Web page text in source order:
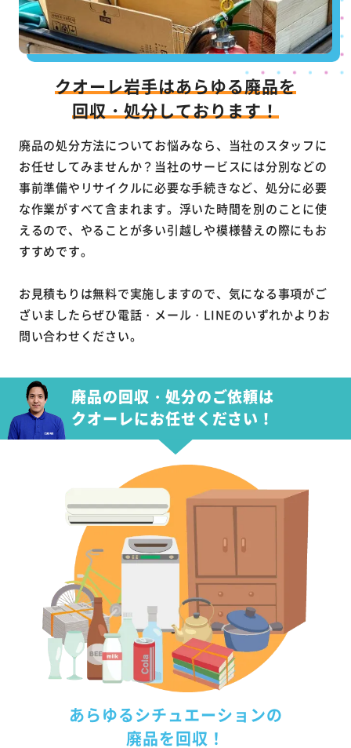
クオーレ岩手はあらゆる廃品を
回収・処分しております！
廃品の処分方法についてお悩みなら、当社のスタッフに
お任せしてみませんか？当社のサービスには分別などの
事前準備やリサイクルに必要な手続きなど、処分に必要
な作業がすべて含まれます。浮いた時間を別のことに使
えるので、やることが多い引越しや模様替えの際にもお
すすめです。
お見積もりは無料で実施しますので、気になる事項がご
ざいましたらぜひ電話・メール・LINEのいずれかよりお
問い合わせください。
廃品の回収・処分のご依頼は
クオーレにお任せください！
あらゆるシチュエーションの
廃品を回収！